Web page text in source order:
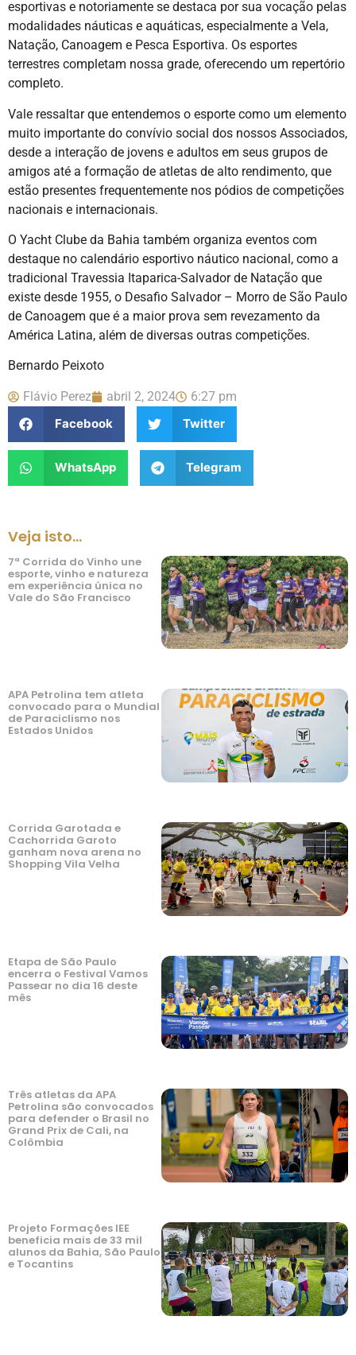
esportivas e notoriamente se destaca por sua vocação pelas
modalidades náuticas e aquáticas, especialmente a Vela,
Natação, Canoagem e Pesca Esportiva. Os esportes
terrestres completam nossa grade, oferecendo um repertório
completo.
Vale ressaltar que entendemos o esporte como um elemento
muito importante do convívio social dos nossos Associados,
desde a interação de jovens e adultos em seus grupos de
amigos até a formação de atletas de alto rendimento, que
estão presentes frequentemente nos pódios de competições
nacionais e internacionais.
O Yacht Clube da Bahia também organiza eventos com
destaque no calendário esportivo náutico nacional, como a
tradicional Travessia Itaparica-Salvador de Natação que
existe desde 1955, o Desafio Salvador – Morro de São Paulo
de Canoagem que é a maior prova sem revezamento da
América Latina, além de diversas outras competições.
Bernardo Peixoto
Flávio Perez abril 2, 2024
6:27 pm
Facebook
Twitter
WhatsApp Telegram
Veja isto...
7ª Corrida do Vinho une
esporte, vinho e natureza
em experiência única no
Vale do São Francisco
APA Petrolina tem atleta
convocado para o Mundial
de Paraciclismo nos
Estados Unidos
Corrida Garotada e
Cachorrida Garoto
ganham nova arena no
Shopping Vila Velha
Etapa de São Paulo
encerra o Festival Vamos
Passear no dia 16 deste
mês
Três atletas da APA
Petrolina são convocados
para defender o Brasil no
Grand Prix de Cali, na
Colômbia
Projeto Formações IEE
beneficia mais de 33 mil
alunos da Bahia, São Paulo
e Tocantins